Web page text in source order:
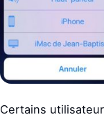
Certains